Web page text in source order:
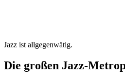
Jazz ist allgegenwätig.
Die großen Jazz-